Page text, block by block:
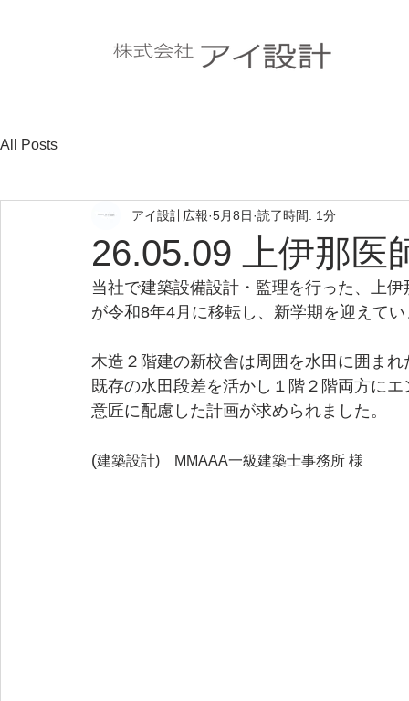
All Posts
26.05.09 上伊那医
アイ設計広報 5月8日 読了時間: 1分
当社で建築設備設計・監理を行った、上
が令和8年4月に移転し、新学期を迎えて
木造２階建の新校舎は周囲を水田に囲ま
既存の水田段差を活かし１階２階両方に
意匠に配慮した計画が求められました。
(建築設計)　MMAAA一級建築士事務所 様